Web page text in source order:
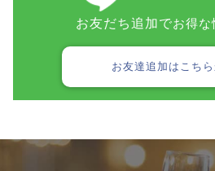
お友だち追加でお得な
お友達追加はこちら